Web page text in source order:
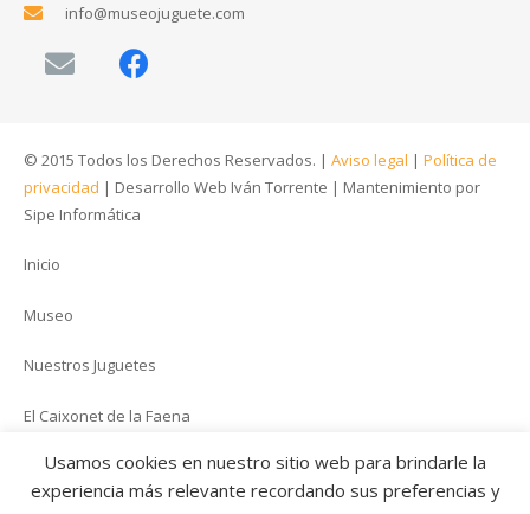
info@museojuguete.com
© 2015 Todos los Derechos Reservados. | Aviso legal | Política de
privacidad | Desarrollo Web Iván Torrente | Mantenimiento por
Sipe Informática
Inicio
Museo
Nuestros Juguetes
El Caixonet de la Faena
Multimedia
Usamos cookies en nuestro sitio web para brindarle la
experiencia más relevante recordando sus preferencias y